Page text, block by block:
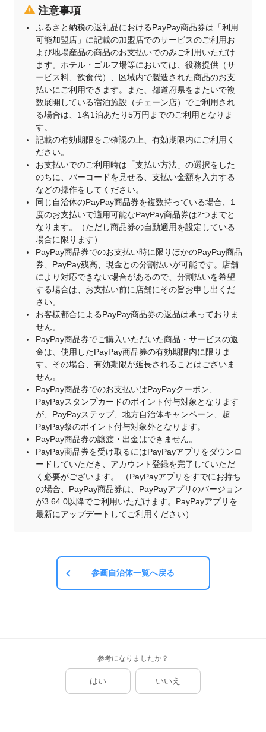
注意事項
ふるさと納税の返礼品におけるPayPay商品券は「利用
可能加盟店」に記載の加盟店でのサービスのご利用お
よび地場産品の商品のお支払いでのみご利用いただけ
ます。ホテル・ゴルフ場等においては、役務提供（サ
ービス料、飲食代）、区域内で製造された商品のお支
払いにご利用できます。また、都道府県をまたいで複
数展開している宿泊施設（チェーン店）でご利用され
る場合は、1名1泊あたり5万円までのご利用となりま
す。
記載の有効期限をご確認の上、有効期限内にご利用く
ださい。
お支払いでのご利用時は「支払い方法」の選択をした
のちに、バーコードを見せる、支払い金額を入力する
などの操作をしてください。
同じ自治体のPayPay商品券を複数持っている場合、1
度のお支払いで適用可能なPayPay商品券は2つまでと
なります。（ただし商品券の自動適用を設定している
場合に限ります）
PayPay商品券でのお支払い時に限りほかのPayPay商品
券、PayPay残高、現金との分割払いが可能です。店舗
により対応できない場合があるので、分割払いを希望
する場合は、お支払い前に店舗にその旨お申し出くだ
さい。
お客様都合によるPayPay商品券の返品は承っておりま
せん。
PayPay商品券でご購入いただいた商品・サービスの返
金は、使用したPayPay商品券の有効期限内に限りま
す。その場合、有効期限が延長されることはございま
せん。
PayPay商品券でのお支払いはPayPayクーポン、
PayPayスタンプカードのポイント付与対象となります
が、PayPayステップ、地方自治体キャンペーン、超
PayPay祭のポイント付与対象外となります。
PayPay商品券の譲渡・出金はできません。
PayPay商品券を受け取るにはPayPayアプリをダウンロ
ードしていただき、アカウント登録を完了していただ
く必要がございます。 （PayPayアプリをすでにお持ち
の場合、PayPay商品券は、PayPayアプリのバージョン
が3.64.0以降でご利用いただけます。PayPayアプリを
最新にアップデートしてご利用ください）
参画自治体一覧へ戻る
参考になりましたか？
はい いいえ